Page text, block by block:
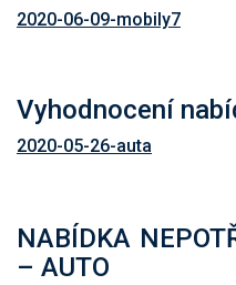
2020-06-09-mobily7
Vyhodnocení
2020-05-26-auta
NABÍDKA
– AUTO